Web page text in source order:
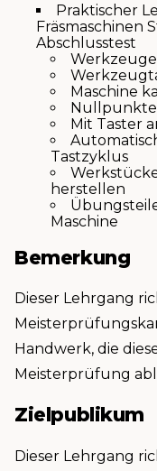
Praktischer
Fräsmaschinen
Abschlusstest
Maschine
Mit Taster
Tastzyklus
herstellen
Maschine
Bemerkung
Dieser Lehrgang
Handwerk, die
Meisterprüfung
Zielpublikum
Dieser Lehrgang